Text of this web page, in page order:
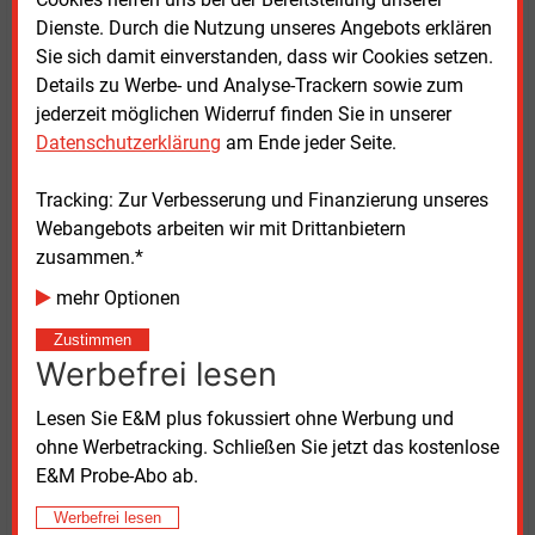
Dienste. Durch die Nutzung unseres Angebots erklären
Sie sich damit einverstanden, dass wir Cookies setzen.
Details zu Werbe- und Analyse-Trackern sowie zum
jederzeit möglichen Widerruf finden Sie in unserer
Datenschutzerklärung am Ende jeder Seite.
Tracking: Zur Verbesserung und Finanzierung unseres
Webangebots arbeiten wir mit Drittanbietern
zusammen.*
mehr Optionen
Zustimmen
Werbefrei lesen
Lesen Sie E&M plus fokussiert ohne Werbung und
ohne Werbetracking. Schließen Sie jetzt das kostenlose
E&M Probe-Abo ab.
Werbefrei lesen
geprüft wurden. Dies erstmalig 2022 und dann 2023.“
Im Jahr 2022 flossen laut Bundesbericht
Energieforschung ingesamt Mittel in Höhe von 1,49
Milliarden Euro in die Erforschung, Entwicklung und
Millionen Euro wurden für die institutionelle
Förderung aufgewendet. Diese staatliche
Unterstützung ist dauerhaft vorgehen, muss aber
jedes Jahr im Zusammenhang mit dem Bundeshalt
bewilligt werden.
Die Stiftung Umweltenergierecht wurde 2011 als
ihren Förderen zählen etwa der Bundesverband der
Energie- und Wasserwirtschaft (BDEW), der
Fachverband Biogas, die Öko-Bank GLS sowie eine
ganze Reihe Unternehmen der Erneuerbaren-Branche.